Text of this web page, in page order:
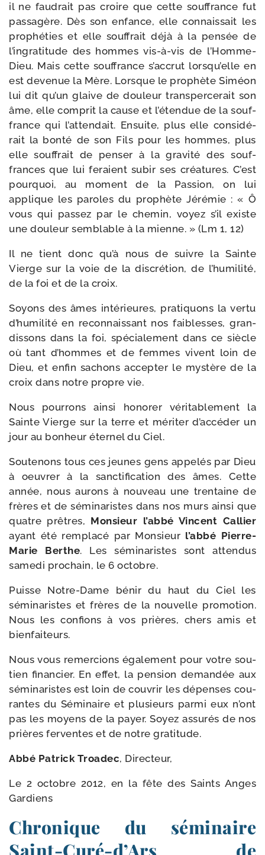
il ne fau­drait pas croire que cette souf­france fut
pas­sa­gère. Dès son enfance, elle connais­sait les
pro­phé­ties et elle souf­frait déjà à la pen­sée de
l’in­gra­ti­tude des hommes vis-​à-​vis de l’Homme-​
Dieu. Mais cette souf­france s’ac­crut lors­qu’elle en
est deve­nue la Mère. Lorsque le pro­phète Siméon
lui dit qu’un glaive de dou­leur trans­per­ce­rait son
âme, elle com­prit la cause et l’é­ten­due de la souf­
france qui l’at­ten­dait. Ensuite, plus elle consi­dé­
rait la bon­té de son Fils pour les hommes, plus
elle souf­frait de pen­ser à la gra­vi­té des souf­
frances que lui feraient subir ses créa­tures. C’est
pour­quoi, au moment de la Passion, on lui
applique les paroles du pro­phète Jérémie : « Ô
vous qui pas­sez par le che­min, voyez s’il existe
une dou­leur sem­blable à la mienne. » (Lm 1, 12)
Il ne tient donc qu’à nous de suivre la Sainte
Vierge sur la voie de la dis­cré­tion, de l’hu­mi­li­té,
de la foi et de la croix.
Soyons des âmes inté­rieures, pra­ti­quons la ver­tu
d’hu­mi­li­té en recon­nais­sant nos fai­blesses, gran­
dis­sons dans la foi, spé­cia­le­ment dans ce siècle
où tant d’hommes et de femmes vivent loin de
Dieu, et enfin sachons accep­ter le mys­tère de la
croix dans notre propre vie.
Nous pour­rons ain­si hono­rer véri­ta­ble­ment la
Sainte Vierge sur la terre et méri­ter d’ac­cé­der un
jour au bon­heur éter­nel du Ciel.
Soutenons tous ces jeunes gens appe­lés par Dieu
à oeu­vrer à la sanc­ti­fi­ca­tion des âmes. Cette
année, nous aurons à nou­veau une tren­taine de
frères et de sémi­na­ristes dans nos murs ain­si que
quatre prêtres, Monsieur l’ab­bé Vincent Callier
ayant été rem­pla­cé par Monsieur l’ab­bé Pierre-​
Marie Berthe. Les sémi­na­ristes sont atten­dus
same­di pro­chain, le 6 octobre.
Puisse Notre-​Dame bénir du haut du Ciel les
sémi­na­ristes et frères de la nou­velle pro­mo­tion.
Nous les confions à vos prières, chers amis et
bienfaiteurs.
Nous vous remer­cions éga­le­ment pour votre sou­
tien finan­cier. En effet, la pen­sion deman­dée aux
sémi­na­ristes est loin de cou­vrir les dépenses cou­
rantes du Séminaire et plu­sieurs par­mi eux n’ont
pas les moyens de la payer. Soyez assu­rés de nos
prières fer­ventes et de notre gratitude.
Abbé Patrick Troadec, Directeur,
Le 2 octobre 2012, en la fête des Saints Anges
Gardiens
Chronique du séminaire
Saint-​Curé-​d’Ars de